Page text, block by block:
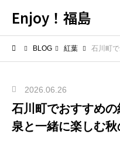
Enjoy！福島
BLOG 紅葉 石川町でおす
2026.06.26
石川町でおすすめ
泉と一緒に楽しむ